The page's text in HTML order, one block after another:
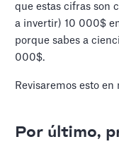
que estas cifras son
a invertir) 10 000$
porque sabes a
000$.
Revisaremos esto
Por último,